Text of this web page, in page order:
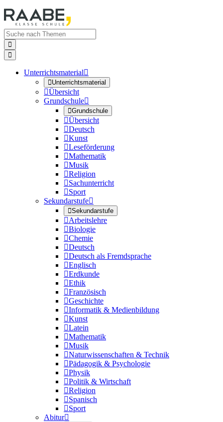


Unterrichtsmaterial
Unterrichtsmaterial
Übersicht
Grundschule
Grundschule
Übersicht
Deutsch
Kunst
Leseförderung
Mathematik
Musik
Religion
Sachunterricht
Sport
Sekundarstufe
Sekundarstufe
Arbeitslehre
Biologie
Chemie
Deutsch
Deutsch als Fremdsprache
Englisch
Erdkunde
Ethik
Französisch
Geschichte
Informatik & Medienbildung
Kunst
Latein
Mathematik
Musik
Naturwissenschaften & Technik
Pädagogik & Psychologie
Physik
Politik & Wirtschaft
Religion
Spanisch
Sport
Abitur